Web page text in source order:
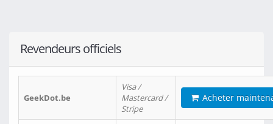
Revendeurs officiels
GeekDot.be
Visa /
Mastercard /
Stripe
Acheter